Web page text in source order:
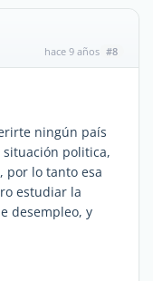
hace 9 años #8
ningún país
politica,
por lo tanto esa
estudiar la
desempleo, y